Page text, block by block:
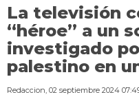
La televisión
“héroe” a un
investigado
palestino en
Redaccion 02 septiembre 2024